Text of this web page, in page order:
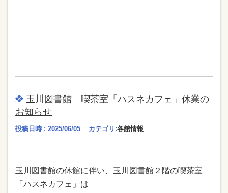
玉川図書館 喫茶室「ハスネカフェ」休業の
お知らせ
投稿日時 : 2025/06/05 カテゴリ:各館情報
玉川図書館の休館に伴い、玉川図書館２階の喫茶室
「ハスネカフェ」は